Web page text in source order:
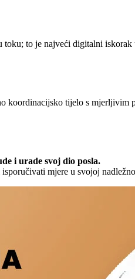
toku; to je najveći digitalni iskorak
koordinacijsko tijelo s
i urade svoj dio posla.
mjere u svojoj